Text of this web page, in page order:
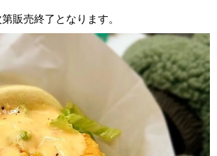
販売終了となります。